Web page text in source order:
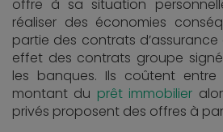
offre à sa situation
réaliser des économies
partie des contrats
effet des contrats groupe
les banques. Ils coûtent
montant du prêt immobilier
privés proposent des offres à